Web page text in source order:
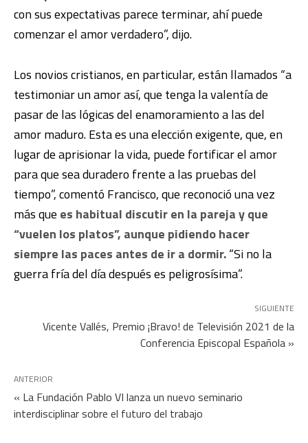
con sus expectativas parece terminar, ahí puede
comenzar el amor verdadero”, dijo.
Los novios cristianos, en particular, están llamados “a
testimoniar unamor así, que tenga la valentía de
pasar de las lógicas delenamoramiento a las del
amor maduro. Esta es una elección exigente,que, en
lugar de aprisionar la vida, puede fortificar el amor
para quesea duradero frente a las pruebas del
tiempo”, comentó Francisco, que reconoció una vez
más que es habitual discutir en la pareja y que
“vuelen los platos”, aunque pidiendo hacer
siempre las paces antes de ir a dormir.“Si no la
guerra fría del día después es peligrosísima”.
SIGUIENTE
Vicente Vallés, Premio ¡Bravo! de Televisión 2021 de la
Conferencia Episcopal Española »
ANTERIOR
« La Fundación Pablo VI lanza un nuevo seminario
interdisciplinar sobre el futuro del trabajo